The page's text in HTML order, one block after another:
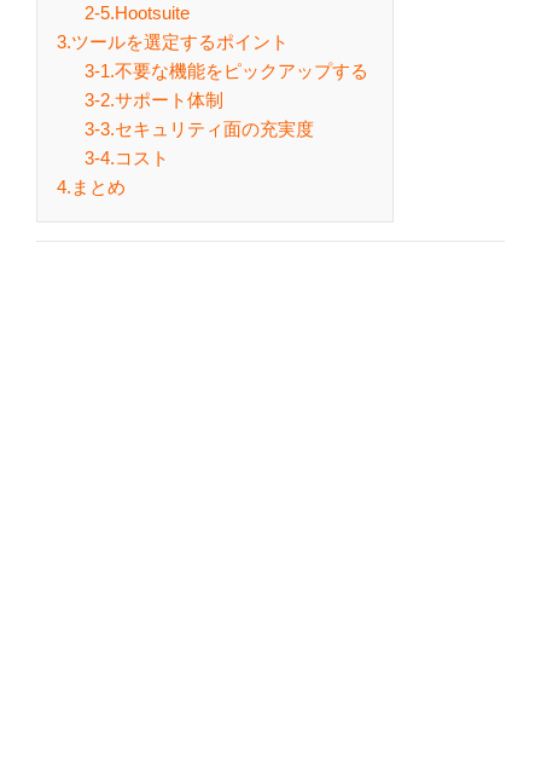
2-5.Hootsuite
3.ツールを選定するポイント
3-1.不要な機能をピックアップする
3-2.サポート体制
3-3.セキュリティ面の充実度
3-4.コスト
4.まとめ